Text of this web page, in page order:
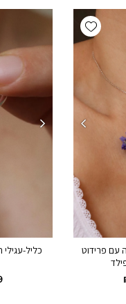
Add wishlist
עם פרידוט